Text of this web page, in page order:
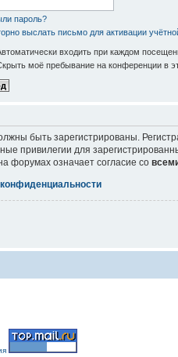
пароль?
выслать письмо для активации
входить при каждом
моё пребывание на конференции в
быть зарегистрированы.
привилегии для
форумах означает согласие со